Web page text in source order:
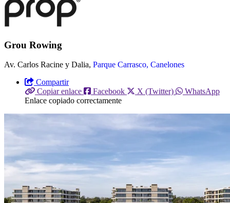
Grou Rowing
Av. Carlos Racine y Dalia, Parque Carrasco, Canelones
Compartir
Copiar enlace
Facebook X (Twitter)
WhatsApp
Enlace copiado correctamente